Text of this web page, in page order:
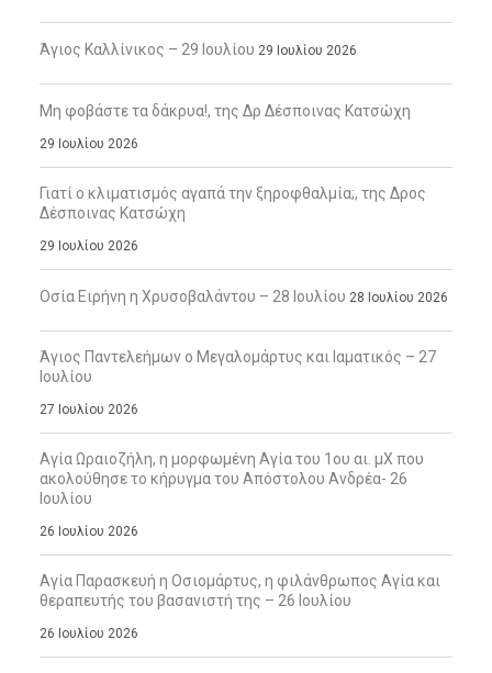
Άγιος Καλλίνικος – 29 Ιουλίου 29 Ιουλίου 2026
Μη φοβάστε τα δάκρυα!, της Δρ Δέσποινας Κατσώχη
29 Ιουλίου 2026
Γιατί ο κλιματισμός αγαπά την ξηροφθαλμία;, της Δρος
Δέσποινας Κατσώχη
29 Ιουλίου 2026
Οσία Ειρήνη η Χρυσοβαλάντου – 28 Ιουλίου 28 Ιουλίου 2026
Άγιος Παντελεήμων ο Μεγαλομάρτυς και Ιαματικός – 27
Ιουλίου
27 Ιουλίου 2026
Αγία Ωραιοζήλη, η μορφωμένη Αγία του 1ου αι. μΧ που
ακολούθησε το κήρυγμα του Απόστολου Ανδρέα- 26
Ιουλίου
26 Ιουλίου 2026
Αγία Παρασκευή η Οσιομάρτυς, η φιλάνθρωπος Αγία και
θεραπευτής του βασανιστή της – 26 Ιουλίου
26 Ιουλίου 2026